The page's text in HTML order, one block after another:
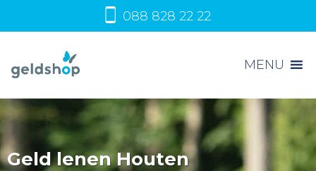
088 828 22 22
MENU
Geld lenen Houten